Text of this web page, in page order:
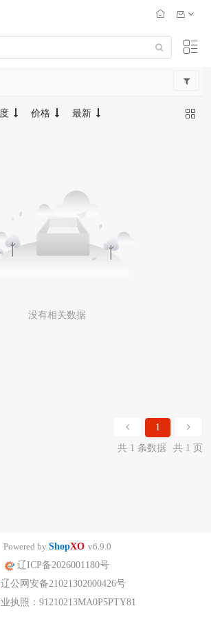
价格 最新
没有相关数据
1
共 1 条数据
共 1 页
Powered by ShopXO v6.9.0
辽ICP备2026001180号
辽公网安备21021302000426号
执照：91210213MA0P5PTY81